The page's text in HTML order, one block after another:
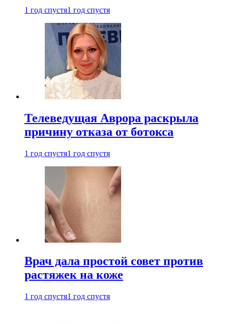
1 год спустя1 год спустя
Телеведущая Аврора раскрыла
причину отказа от ботокса
1 год спустя1 год спустя
Врач дала простой совет против
растяжек на коже
1 год спустя1 год спустя